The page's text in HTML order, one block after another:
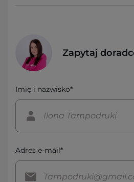
Zapytaj
Imię i nazwisko*
Adres e-mail*